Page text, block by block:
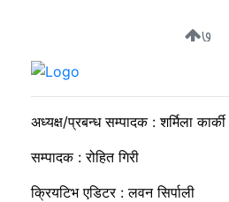
७
सुदीप्ता क्यान्सर सर्भाइभर र्याम्प शो :
अध्यक्ष/प्रबन्ध सम्पादक : शर्मिला कार्की
सम्पादक : रोहित गिरी
क्रियटिभ एडिटर : लवन सिर्पाली